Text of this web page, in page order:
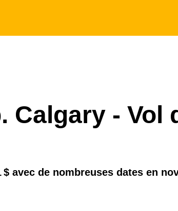
- Vol
avec de nombreuses dates en